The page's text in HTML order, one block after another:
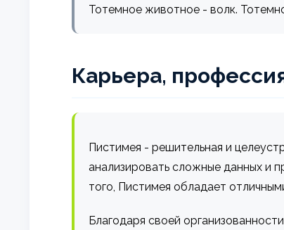
Тотемное животное - волк.
Карьера,
Пистимея - решительная и
анализировать сложные данных и
того, Пистимея обладает
Благодаря своей